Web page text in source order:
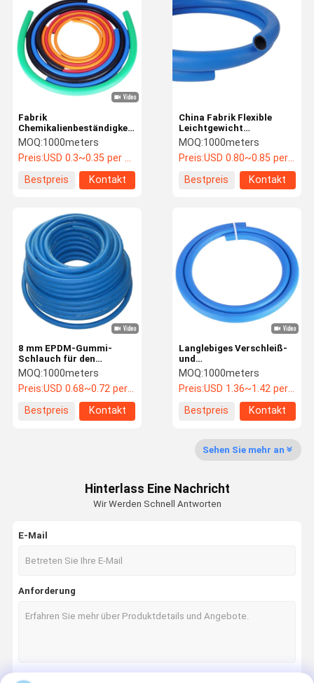
Haus Produkte Über Uns
Fabrik-
Ausflug
Qualitätskon
Trolle
Treten Sie
Nachrichten
Gummiwasser-Schlauch
Doppelschweißens-Schlauch
Brennstoff-zugeführter Schlauch
Gummikraftstoffschlauch
4 Draht-hydraulischer Schlauch
China Fabrik Flexible
Leichtgewicht
Langlebiges Gummi
Schlauch für Mehrzweck
Schlauch für Luft, Öle,
MOQ:1000meters
Preis:USD 0.80~0.85 per meter
Bestpreis
Kontakt
Fabrik
Chemikalienbeständigkeit
ID 1/4' angepasst Flexible
Mehrzweck EPDM Gummi
Schlauch
MOQ:1000meters
Preis:USD 0.3~0.35 per meter
Bestpreis
Kontakt
Langlebiges Verschleiß-
und
Alterungsbeständiges ID
3/4 "blauer EPDM-
Gummi-Schlauch zum
Befördern von Wasser-
Luftdampf
MOQ:1000meters
Preis:USD 1.36~1.42 per meter
Bestpreis
Kontakt
8 mm EPDM-Gummi-
Schlauch für den
chemischen Transport
MOQ:1000meters
Preis:USD 0.68~0.72 per meter
Bestpreis
Kontakt
Sehen Sie mehr an
Hinterlass Eine Nachricht
Wir Werden Schnell Antworten
E-Mail
Anforderung